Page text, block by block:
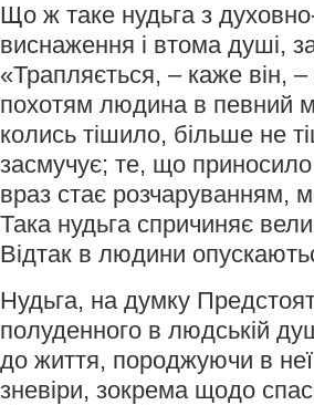
Що ж таке нудьга з
виснаження і втома душі,
«Трапляється, – каже він,
похотям людина в певний
колись тішило, більше не
засмучує; те, що приносило
враз стає розчаруванням,
Така нудьга спричиняє
Відтак в людини
Нудьга, на думку
полуденного в людській
до життя, породжуючи в
зневіри, зокрема щодо